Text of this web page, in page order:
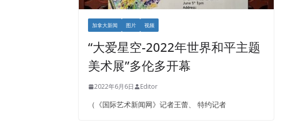
加拿大新闻 图片 视频
“大爱星空-2022年世界和平主题
美术展”多伦多开幕
2022年6月6日 Editor
（《国际艺术新闻网》记者王蕾、 特约记者